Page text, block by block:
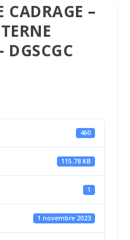
CADRAGE –
DGSCGC
460
115.78 KB
1
1 novembre 2023